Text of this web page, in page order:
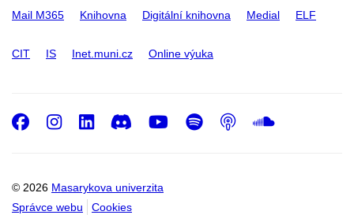
Mail M365 Knihovna Digitální knihovna Medial ELF
CIT IS Inet.muni.cz Online výuka
© 2026 Masarykova univerzita
Správce webu
Cookies
Facebook
Instagram
LinkedIn
DiscordYoutube
Spotify
Podcast